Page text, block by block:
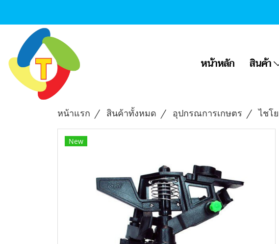
หน้าหลัก สินค้า
หน้าแรก สินค้าทั้งหมด อุปกรณการเกษตร ไชโย
New